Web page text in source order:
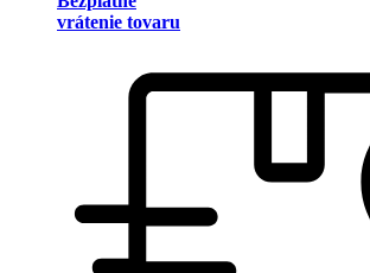
vrátenie tovaru